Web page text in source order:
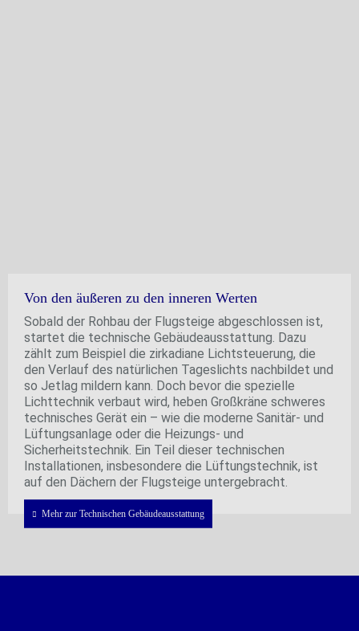
Von den äußeren zu den inneren Werten
Sobald der Rohbau der Flugsteige abgeschlossen ist,
startet die technische Gebäudeausstattung. Dazu
zählt zum Beispiel die zirkadiane Lichtsteuerung, die
den Verlauf des natürlichen Tageslichts nachbildet und
so Jetlag mildern kann. Doch bevor die spezielle
Lichttechnik verbaut wird, heben Großkräne schweres
technisches Gerät ein – wie die moderne Sanitär- und
Lüftungsanlage oder die Heizungs- und
Sicherheitstechnik. Ein Teil dieser technischen
Installationen, insbesondere die Lüftungstechnik, ist
auf den Dächern der Flugsteige untergebracht.
Mehr zur Technischen Gebäudeausstattung